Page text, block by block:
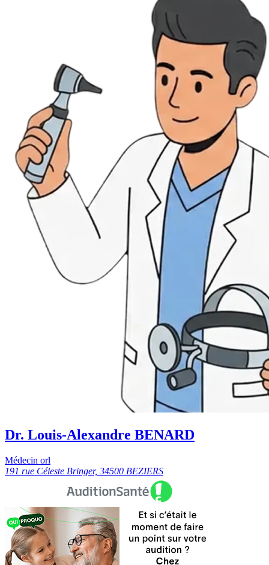
Dr. Louis-Alexandre BENARD
Médecin orl
191 rue Céleste Bringer, 34500 BEZIERS